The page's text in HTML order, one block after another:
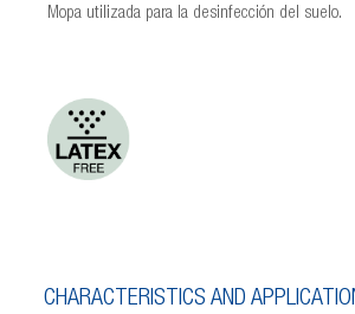
Mopa utilizada para la desinfección del suelo.
CHARACTERISTICS AND